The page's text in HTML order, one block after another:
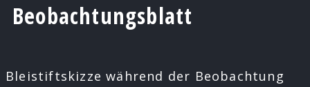
Beobachtungsblatt
Bleistiftskizze während der Beobachtung